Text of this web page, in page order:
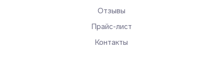
Отзывы
Прайс-лист
Контакты